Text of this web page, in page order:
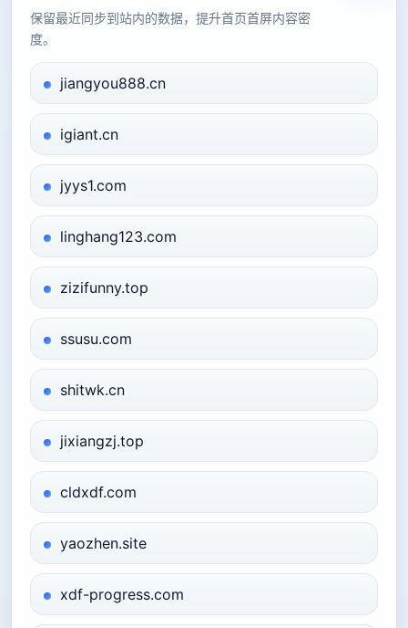
保留最近同步到站内的数据，提升首页首屏内容密
度。
jiangyou888.cn
igiant.cn
jyys1.com
linghang123.com
zizifunny.top
ssusu.com
shitwk.cn
jixiangzj.top
cldxdf.com
yaozhen.site
xdf-progress.com